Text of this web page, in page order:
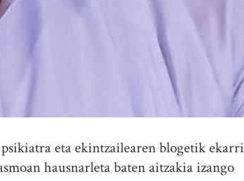
eta ekintzailearen blogetik ekarri
hausnarleta baten aitzakia izango